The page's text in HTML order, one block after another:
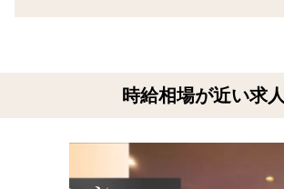
時給相場が近い求人